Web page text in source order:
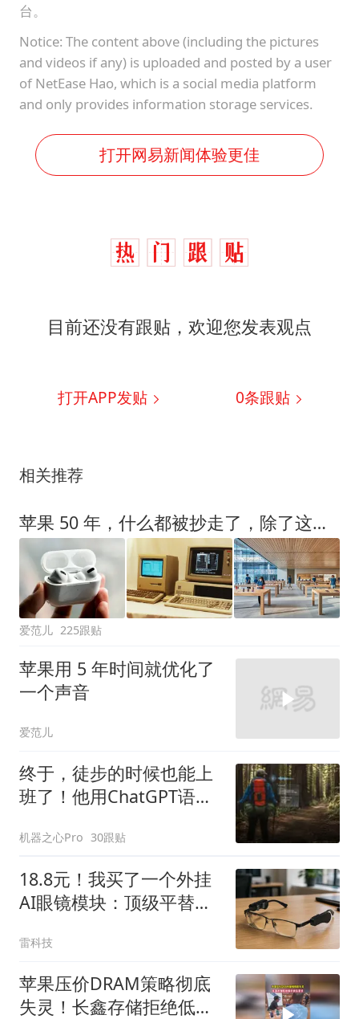
台。
Notice: The content above (including the pictures
and videos if any) is uploaded and posted by a user
of NetEase Hao, which is a social media platform
and only provides information storage services.
打开网易新闻体验更佳
目前还没有跟贴，欢迎您发表观点
打开APP发贴 0条跟贴
相关推荐
苹果 50 年，什么都被抄走了，除了这一样
爱范儿 225跟贴
苹果用 5 年时间就优化了
一个声音
爱范儿
终于，徒步的时候也能上
班了！他用ChatGPT语音
机器之心Pro 30跟贴
18.8元！我买了一个外挂
AI眼镜模块：顶级平替还
雷科技
苹果压价DRAM策略彻底
失灵！长鑫存储拒绝低价